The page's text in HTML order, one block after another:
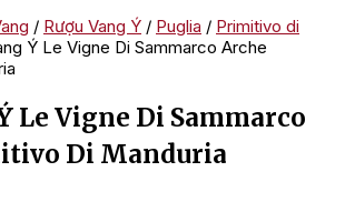
/ Rượu Vang Ý / Puglia / Primitivo di
Ý Le Vigne Di Sammarco Arche
Le Vigne Di Sammarco
Di Manduria